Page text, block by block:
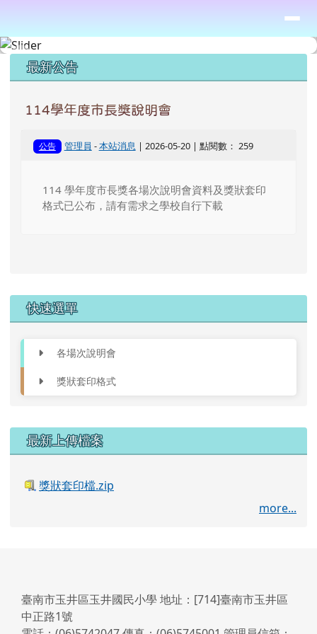
上中區域內容
最新公告
114學年度市長獎說明會
公告 管理員 -本站消息 | 2026-05-20 | 點閱數： 259
114 學年度市長獎各場次說明會資料及獎狀套印
格式已公布，請有需求之學校自行下載
左邊區域內容
快速選單
各場次說明會
獎狀套印格式
右邊區域內容
最新上傳檔案
獎狀套印檔.zip
more...
頁尾區域
臺南市玉井區玉井國民小學 地址：[714]臺南市玉井區
中正路1號